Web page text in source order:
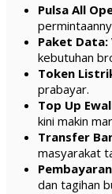
Pulsa All
Paket Data:
kebutuhan
Token
prabayar.
Top Up
kini makin
Transfer
masyarakat
dan tagihan